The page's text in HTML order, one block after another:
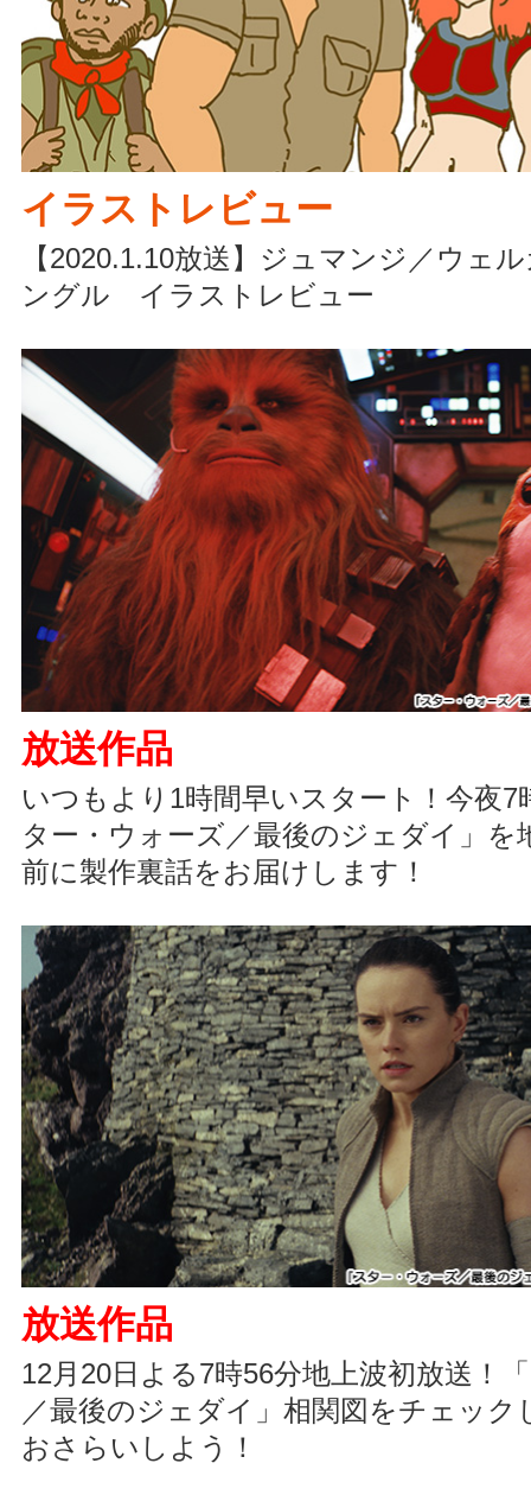
イラストレビュー
【2020.1.10放送】ジュマンジ／ウェ
ングル イラストレビュー
放送作品
いつもより1時間早いスタート！今夜7
ター・ウォーズ／最後のジェダイ」を
前に製作裏話をお届けします！
放送作品
12月20日よる7時56分地上波初放送！
／最後のジェダイ」相関図をチェック
おさらいしよう！